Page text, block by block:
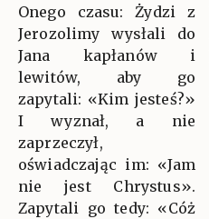
Onego czasu: Żydzi z
Jerozolimy wysłali do
Jana kapłanów i
lewitów, aby go
zapytali: «Kim jesteś?»
I wyznał, a nie
zaprzeczył,
oświadczając im: «Jam
nie jest Chrystus».
Zapytali go tedy: «Cóż